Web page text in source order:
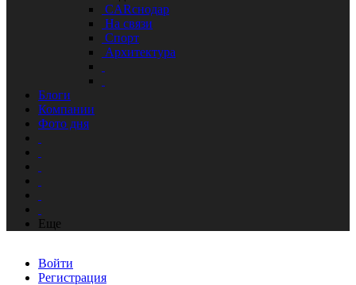
CARснодар
На связи
Спорт
Архитектура
Блоги
Компании
Фото дня
Еще
Войти
Регистрация